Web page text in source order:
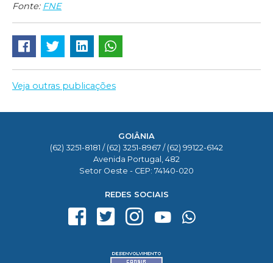
Fonte: FNE
Veja outras publicações
GOIÂNIA
(62) 3251-8181 / (62) 3251-8967 / (62) 99122-6142
Avenida Portugal, 482
Setor Oeste - CEP: 74140-020
REDES SOCIAIS